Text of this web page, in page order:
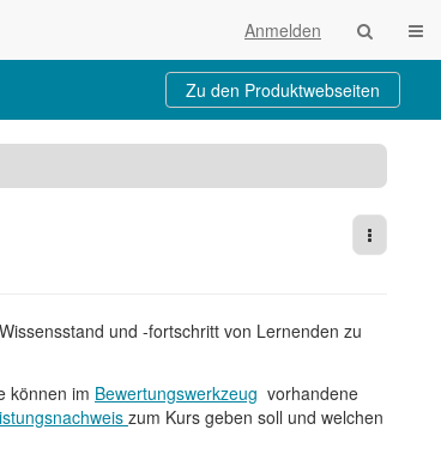
Anmelden
Zu den Produktwebseiten
Weitere
und -fortschritt von Lernenden zu
können im Bewertungswerkzeug vorhandene
zum Kurs geben soll und welchen